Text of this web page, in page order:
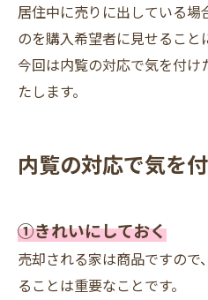
居住中に売りに出している
のを購入希望者に見せること
今回は内覧の対応で気を付け
たします。
内覧の対応で気を
➀きれいにしておく
売却される家は商品ですの
ることは重要なことです。